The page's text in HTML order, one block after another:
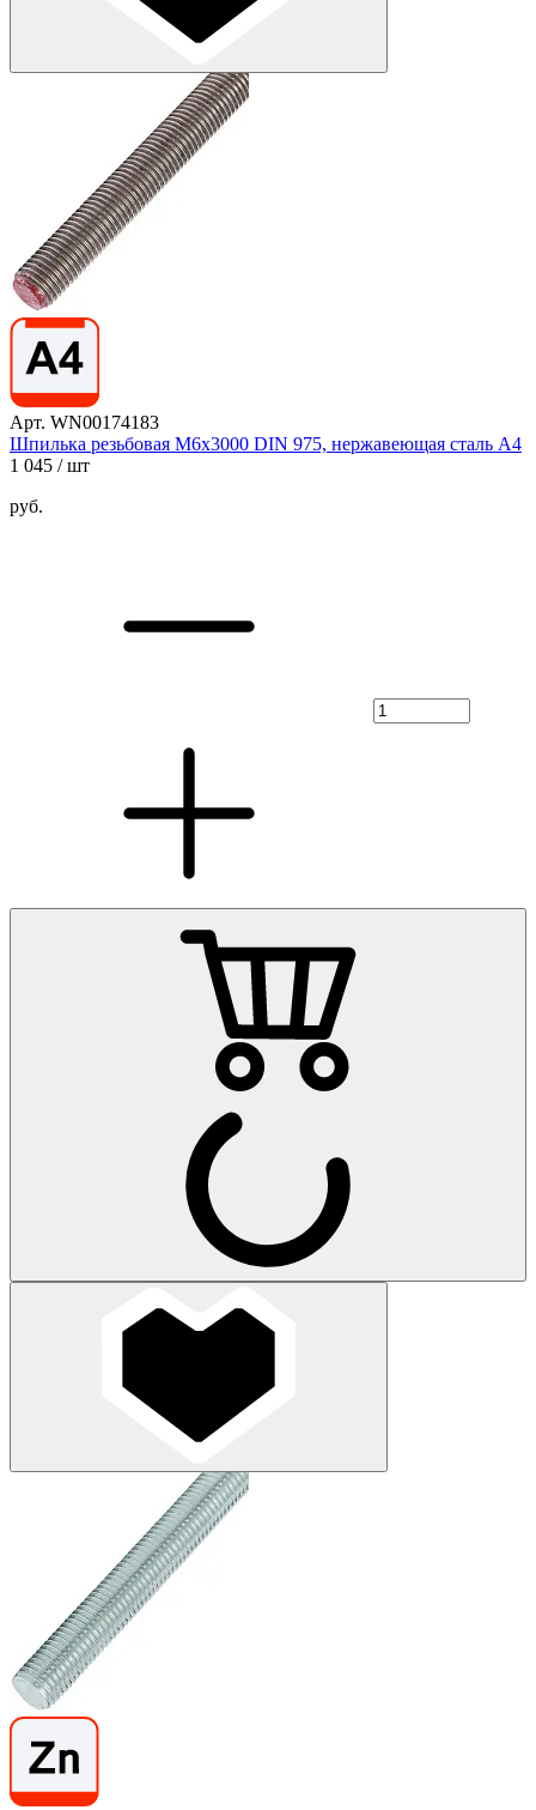
Арт. WN00174183
Шпилька резьбовая М6х3000 DIN 975, нержавеющая сталь А4
1 045 / шт
руб.